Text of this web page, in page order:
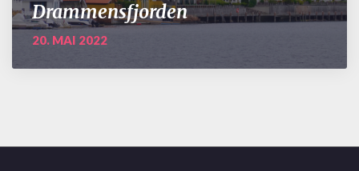
Drammensfjorden
20. MAI 2022